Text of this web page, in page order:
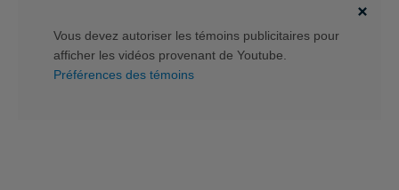
Vous devez autoriser les témoins publicitaires pour
afficher les vidéos provenant de Youtube.
Préférences des témoins